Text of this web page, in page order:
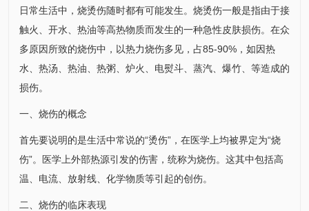
日常生活中，烧烫伤随时都有可能发生。烧烫伤一般是指由于接
触火、开水、热油等高热物质而发生的一种急性皮肤损伤。在众
多原因所致的烧伤中，以热力烧伤多见，占85-90%，如因热
水、热汤、热油、热粥、炉火、电熨斗、蒸汽、爆竹、等造成的
损伤。
一、烧伤的概念
首先要说明的是生活中常说的“烫伤”，在医学上均被界定为“烧
伤”。医学上外部热源引发的伤害，统称为烧伤。这其中包括高
温、电流、放射线、化学物质等引起的创伤。
二、烧伤的临床表现